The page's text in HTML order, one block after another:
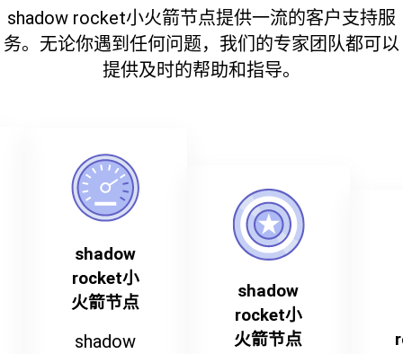
shadow rocket小火箭节点提供一流的客户支持服
务。无论你遇到任何问题，我们的专家团队都可以
提供及时的帮助和指导。
shadow
rocket小
火箭节点
shadow
shadow
rocket小
火箭节点